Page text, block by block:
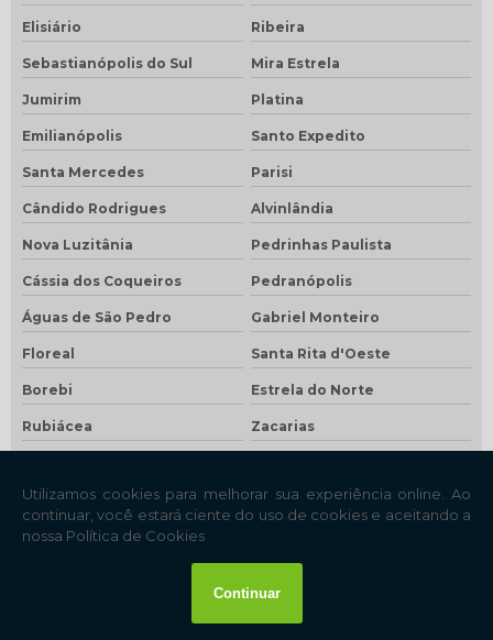
Elisiário Ribeira
Sebastianópolis do Sul Mira Estrela
Jumirim Platina
Emilianópolis Santo Expedito
Santa Mercedes Parisi
Cândido Rodrigues Alvinlândia
Nova Luzitânia Pedrinhas Paulista
Cássia dos Coqueiros Pedranópolis
Águas de São Pedro Gabriel Monteiro
Floreal Santa Rita d'Oeste
Borebi Estrela do Norte
Rubiácea Zacarias
Taquaral Bento de Abreu
São Francisco
São João das Duas Pontes Pracinha